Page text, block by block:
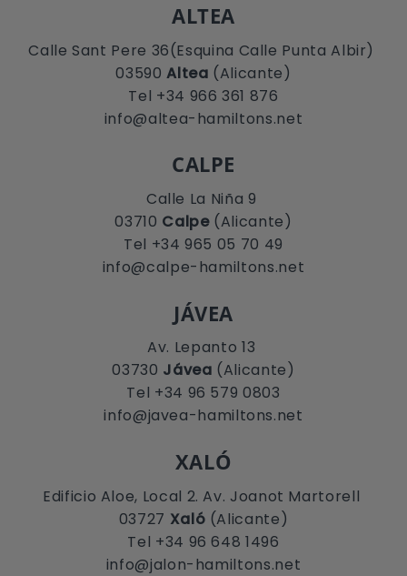
ALTEA
Calle Sant Pere 36(Esquina Calle Punta Albir)
03590Altea (Alicante)
Tel +34 966 361 876
info@altea-hamiltons.net
CALPE
Calle La Niña 9
03710 Calpe(Alicante)
Tel +34 965 05 70 49
info@calpe-hamiltons.net
JÁVEA
Av. Lepanto 13
03730 Jávea (Alicante)
Tel +34 96 579 0803
info@javea-hamiltons.net
XALÓ
Edificio Aloe, Local 2. Av. Joanot Martorell
03727 Xaló (Alicante)
Tel +34 96 648 1496
info@jalon-hamiltons.net